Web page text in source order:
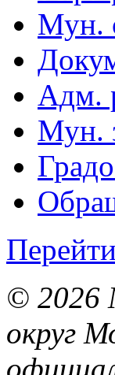
Мун.
Адм.
Мун.
© 2026
округ